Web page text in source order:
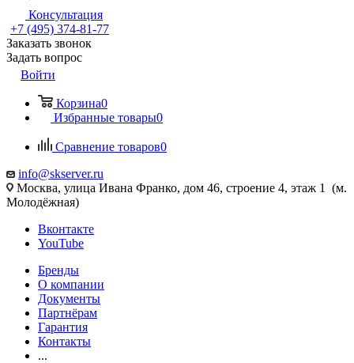
Консультация
+7 (495) 374-81-77
Заказать звонок
Задать вопрос
Войти
Корзина0
Избранные товары0
Сравнение товаров0
info@skserver.ru
Москва, улица Ивана Франко, дом 46, строение 4, этаж 1 (м.
Молодёжная)
Вконтакте
YouTube
Бренды
О компании
Документы
Партнёрам
Гарантия
Контакты
...